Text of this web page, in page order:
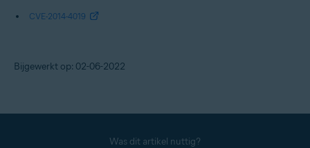
CVE-2014-4019
Bijgewerkt op: 02-06-2022
Was dit artikel nuttig?